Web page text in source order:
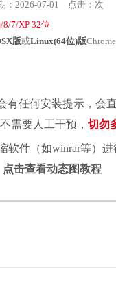
：2026-07-01 点击： 次
8/7/XP 32位
版或Linux(64位)版Chrome
有任何安装提示，会
需要人工干预， 切勿
软件（如winrar等）
点击查看动态图教程